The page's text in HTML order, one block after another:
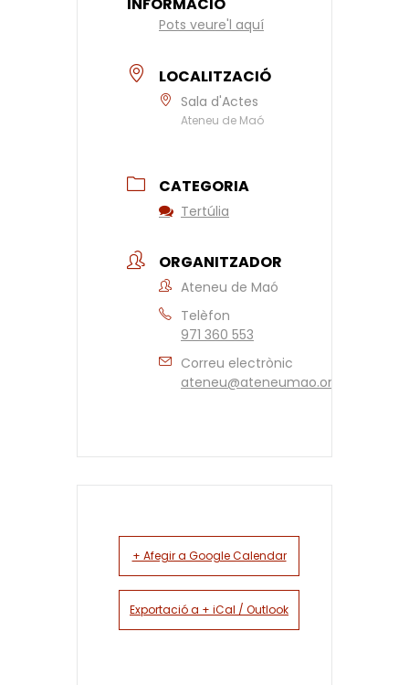
INFORMACIÓ
Pots veure'l aquí
LOCALITZACIÓ
Sala d'Actes
Ateneu de Maó
CATEGORIA
Tertúlia
ORGANITZADOR
Ateneu de Maó
Telèfon
971 360 553
Correu electrònic
ateneu@ateneumao.org
+ Afegir a Google Calendar
Exportació a + iCal / Outlook